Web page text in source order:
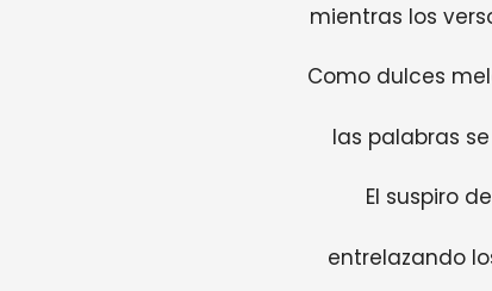
mientras los
Como dulces
las palabras
El suspiro
entrelazando